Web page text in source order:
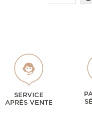
SERVICE
APRÈS VENTE